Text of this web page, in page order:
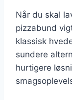
Når du skal
pizzabund
klassisk
sundere
hurtigere